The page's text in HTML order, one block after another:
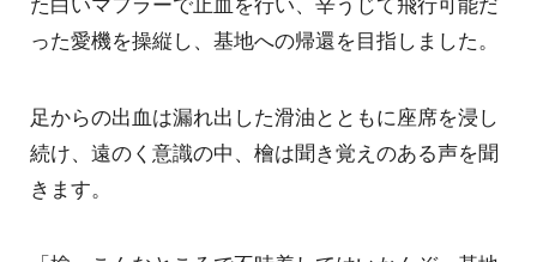
った愛機を操縦し、基地への帰還を目指しました。
足からの出血は漏れ出した滑油とともに座席を浸し
続け、遠のく意識の中、檜は聞き覚えのある声を聞
きます。